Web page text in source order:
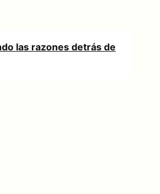
las razones detrás de